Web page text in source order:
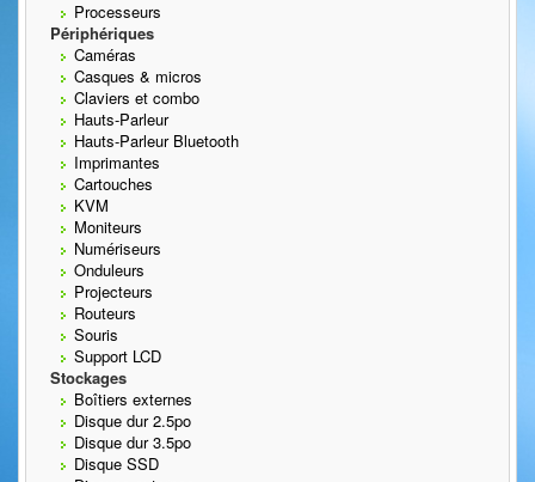
Processeurs
Périphériques
Caméras
Casques & micros
Claviers et combo
Hauts-Parleur
Hauts-Parleur Bluetooth
Imprimantes
Cartouches
KVM
Moniteurs
Numériseurs
Onduleurs
Projecteurs
Routeurs
Souris
Support LCD
Stockages
Boîtiers externes
Disque dur 2.5po
Disque dur 3.5po
Disque SSD